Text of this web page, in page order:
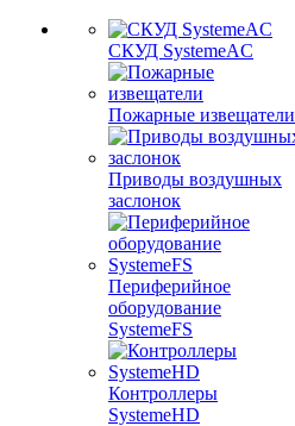
СКУД SystemeAC
Пожарные извещатели
Приводы воздушных
заслонок
Периферийное
оборудование
SystemeFS
Контроллеры
SystemeHD